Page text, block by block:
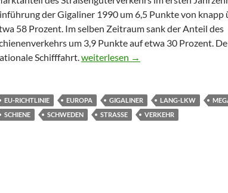
der Gigaliner 1990 um 6,5 Punkte von knapp
58 Prozent. Im selben Zeitraum sank der Anteil des
um 3,9 Punkte auf etwa 30 Prozent.
Schifffahrt. Gigaliner nahmen der Schiene in
weiterlesen →
EU-RICHTLINIE EUROPA GIGALINER LANG-LKW
SCHIENE
SCHWEDEN STRASSE VERKEHR